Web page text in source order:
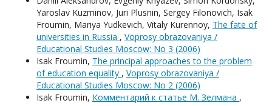
Yaroslav Kuzminov, Juri Plusnin, Sergey Filonovich, Isak
Froumin, Mariya Yudkevich, Vitaly Kurennoy, The fate of
universities in Russia , Voprosy obrazovaniya /
Educational Studies Moscow: No 3 (2006)
Isak Froumin, The principal approaches to the problem
of education equality , Voprosy obrazovaniya /
Educational Studies Moscow: No 2 (2006)
Isak Froumin, Комментарий к статье М. Зелмана ,